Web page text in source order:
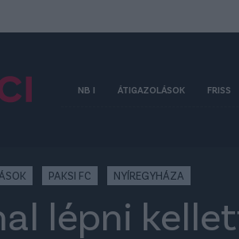
NB I ÁTIGAZOLÁSOK FRISS
PAKSI FC NYÍREGYHÁZA
lépni